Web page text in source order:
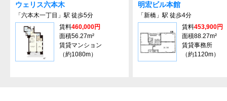
ウェリス六本⽊
「六本木一丁目」駅 徒歩5分
賃料460,000円
面積56.27m²
賃貸マンション
（約1080m）
明宏ビル本館
「新橋」駅 徒歩4分
賃料453,900円
面積88.27m²
賃貸事務所
（約1120m）